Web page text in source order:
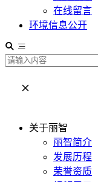
在线留言
环境信息公开
关于丽智
丽智简介
发展历程
荣誉资质